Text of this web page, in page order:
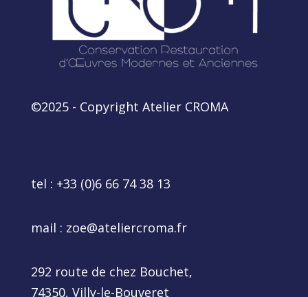
©2025 - Copyright Atelier CROMA
tel : +33 (0)6 66 74 38 13
mail : zoe@ateliercroma.fr
292 route de chez Bouchet,
74350, Villy-le-Bouveret